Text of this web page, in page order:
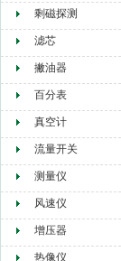
剩磁探测
滤芯
撇油器
百分表
真空计
流量开关
测量仪
风速仪
增压器
热像仪